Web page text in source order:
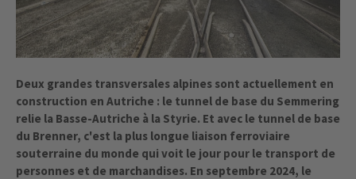
Deux grandes transversales alpines sont actuellement en
construction en Autriche : le tunnel de base du Semmering
relie la Basse-Autriche à la Styrie. Et avec le tunnel de base
du Brenner, c'est la plus longue liaison ferroviaire
souterraine du monde qui voit le jour pour le transport de
personnes et de marchandises. En septembre 2024, le